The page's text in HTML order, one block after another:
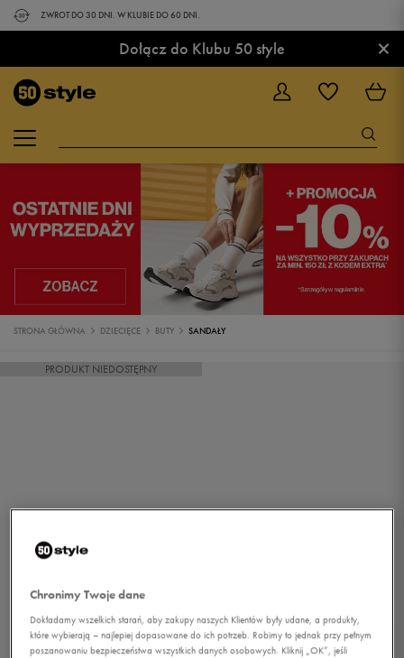
ZWROT DO 30 DNI. W KLUBIE DO 60 DNI.
Dołącz do Klubu 50 style ×
STRONA GŁÓWNA DZIECIĘCE BUTY SANDAŁY
PRODUKT NIEDOSTĘPNY
Chronimy Twoje dane
Dokładamy wszelkich starań, aby zakupy naszych Klientów były udane, a produkty,
które wybierają – najlepiej dopasowane do ich potrzeb. Robimy to jednak przy pełnym
poszanowaniu bezpieczeństwa wszystkich danych osobowych. Kliknij „OK”, jeśli